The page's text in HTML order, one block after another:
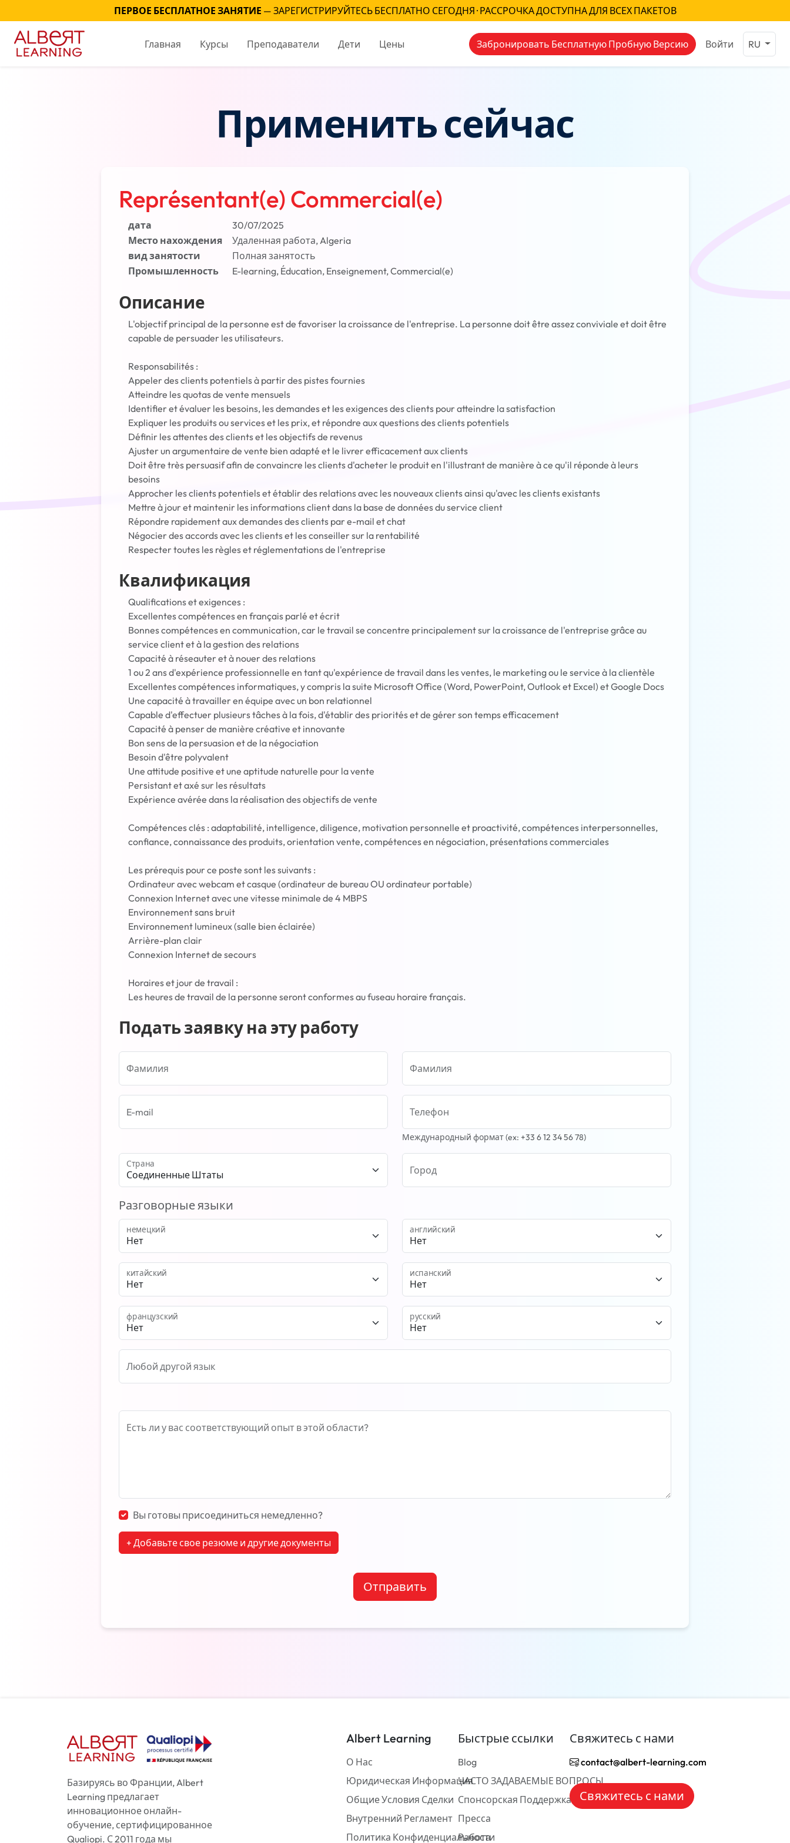
ПЕРВОЕ БЕСПЛАТНОЕ ЗАНЯТИЕ — ЗАРЕГИСТРИРУЙТЕСЬ БЕСПЛАТНО СЕГОДНЯ · РАССРОЧКА ДОСТУПНА ДЛЯ ВСЕХ ПАКЕТОВ
Главная Курсы Преподаватели Дети Цены Забронировать Бесплатную Пробную Версию Войти RU
Применить сейчас
Représentant(e) Commercial(e)
дата
30/07/2025
Место нахождения
Удаленная работа, Algeria
вид занятости
Полная занятость
Промышленность
E-learning, Éducation, Enseignement, Commercial(e)
Описание
L'objectif principal de la personne est de favoriser la croissance de l'entreprise. La personne doit être assez conviviale et doit être
capable de persuader les utilisateurs.
Responsabilités :
Appeler des clients potentiels à partir des pistes fournies
Atteindre les quotas de vente mensuels
Identifier et évaluer les besoins, les demandes et les exigences des clients pour atteindre la satisfaction
Expliquer les produits ou services et les prix, et répondre aux questions des clients potentiels
Définir les attentes des clients et les objectifs de revenus
Ajuster un argumentaire de vente bien adapté et le livrer efficacement aux clients
Doit être très persuasif afin de convaincre les clients d'acheter le produit en l'illustrant de manière à ce qu'il réponde à leurs
besoins
Approcher les clients potentiels et établir des relations avec les nouveaux clients ainsi qu'avec les clients existants
Mettre à jour et maintenir les informations client dans la base de données du service client
Répondre rapidement aux demandes des clients par e-mail et chat
Négocier des accords avec les clients et les conseiller sur la rentabilité
Respecter toutes les règles et réglementations de l'entreprise
Квалификация
Qualifications et exigences :
Excellentes compétences en français parlé et écrit
Bonnes compétences en communication, car le travail se concentre principalement sur la croissance de l'entreprise grâce au
service client et à la gestion des relations
Capacité à réseauter et à nouer des relations
1 ou 2 ans d'expérience professionnelle en tant qu'expérience de travail dans les ventes, le marketing ou le service à la clientèle
Excellentes compétences informatiques, y compris la suite Microsoft Office (Word, PowerPoint, Outlook et Excel) et Google Docs
Une capacité à travailler en équipe avec un bon relationnel
Capable d'effectuer plusieurs tâches à la fois, d'établir des priorités et de gérer son temps efficacement
Capacité à penser de manière créative et innovante
Bon sens de la persuasion et de la négociation
Besoin d'être polyvalent
Une attitude positive et une aptitude naturelle pour la vente
Persistant et axé sur les résultats
Expérience avérée dans la réalisation des objectifs de vente
Compétences clés : adaptabilité, intelligence, diligence, motivation personnelle et proactivité, compétences interpersonnelles,
confiance, connaissance des produits, orientation vente, compétences en négociation, présentations commerciales
Les prérequis pour ce poste sont les suivants :
Ordinateur avec webcam et casque (ordinateur de bureau OU ordinateur portable)
Connexion Internet avec une vitesse minimale de 4 MBPS
Environnement sans bruit
Environnement lumineux (salle bien éclairée)
Arrière-plan clair
Connexion Internet de secours
Horaires et jour de travail :
Les heures de travail de la personne seront conformes au fuseau horaire français.
Подать заявку на эту работу
Фамилия Фамилия
E-mail Телефон
Международный формат (ex: +33 6 12 34 56 78)
Соединенные Штаты
Страна
Город
Разговорные языки
немецкий английский
китайский испанский
французский русский
Любой другой язык
Есть ли у вас соответствующий опыт в этой области?
Вы готовы присоединиться немедленно?
+ Добавьте свое резюме и другие документы
Отправить
Базируясь во Франции, Albert
Learning предлагает
инновационное онлайн-
обучение, сертифицированное
Qualiopi. С 2011 года мы
Albert Learning
О Нас
Юридическая Информация
Общие Условия Сделки
Внутренний Регламент
Политика Конфиденциальности
Быстрые ссылки
Blog
ЧАСТО ЗАДАВАЕМЫЕ ВОПРОСЫ
Спонсорская Поддержка
Пресса
Работа
Свяжитесь с нами
contact@albert-learning.com
Свяжитесь с нами